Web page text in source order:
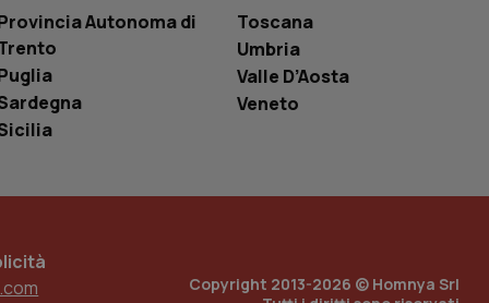
Autonoma di
Toscana
Umbria
Valle D’Aosta
Veneto
Copyright 2013-2026 © Homnya Srl